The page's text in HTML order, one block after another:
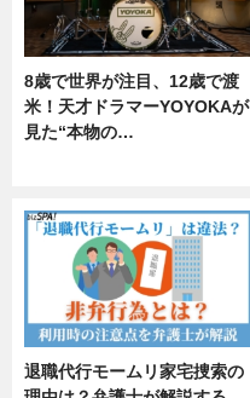
8歳で世界が注目、12歳で渡
米！天才ドラマーYOYOKAが
見た“本物の…
退職代行モームリ家宅捜索の